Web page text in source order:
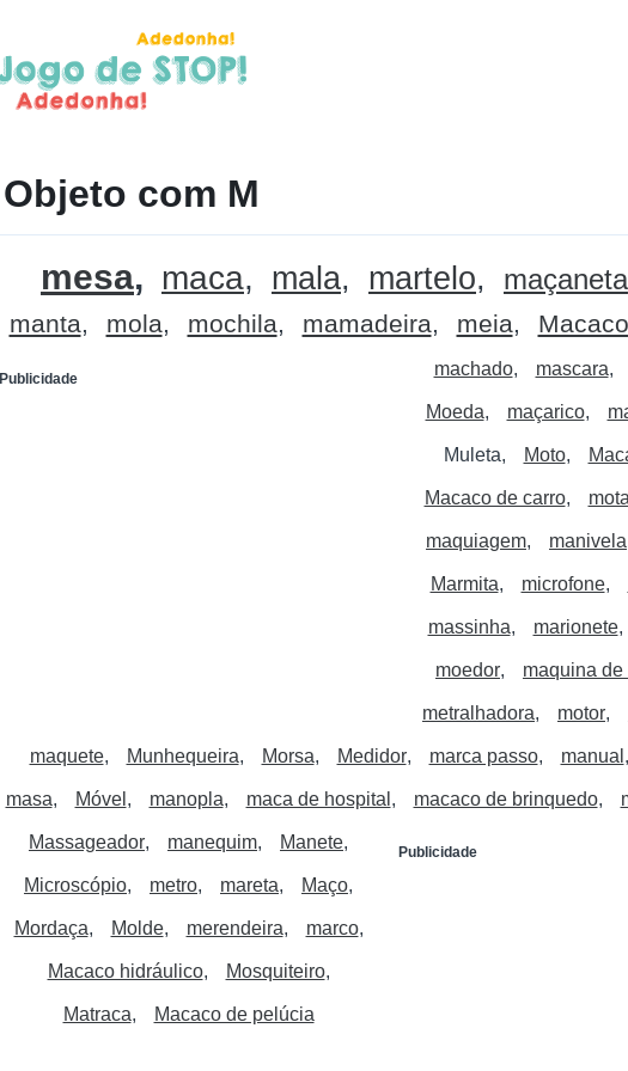
Objeto com M
mesa maca mala martelo maçaneta
manta mola mochila mamadeira meia Macaco
machado
Publicidade mascara
Moeda maçarico
Muleta Moto
Macaco de carro
maquiagem manivela
Marmita microfone
massinha marionete
moedor maquina de
metralhadora motor
maquete Munhequeira Morsa Medidor marca passo manual
masa Móvel manopla maca de hospital
Publicidade
macaco de brinquedo
Massageador manequim Manete
Microscópio metro mareta Maço
Mordaça Molde merendeira marco
Macaco hidráulico Mosquiteiro
Matraca Macaco de pelúcia